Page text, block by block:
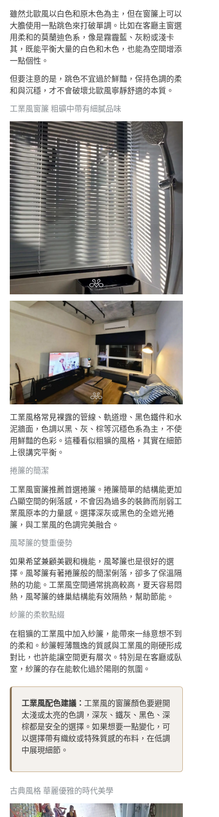
雖然北歐風以白色和原木色為主，但在窗簾上可以
大膽使用一點跳色來打破單調。比如在客廳主窗選
用柔和的莫蘭迪色系，像是霧霾藍、灰粉或淺卡
其，既能平衡大量的白色和木色，也能為空間增添
一點個性。
但要注意的是，跳色不宜過於鮮豔，保持色調的柔
和與沉穩，才不會破壞北歐風寧靜舒適的本質。
工業風窗簾 粗礦中帶有細膩品味
工業風格常見裸露的管線、軌道燈、黑色鐵件和水
泥牆面，色調以黑、灰、棕等沉穩色系為主，不使
用鮮豔的色彩。這種看似粗獷的風格，其實在細節
上很講究平衡。
捲簾的簡潔
工業風窗簾推薦首選捲簾。捲簾簡單的結構能更加
凸顯空間的俐落感，不會因為過多的裝飾而削弱工
業風原本的力量感。選擇深灰或黑色的全遮光捲
簾，與工業風的色調完美融合。
風琴簾的雙重優勢
如果希望兼顧美觀和機能，風琴簾也是很好的選
擇。風琴簾有著捲簾般的簡潔俐落，卻多了保溫隔
熱的功能。工業風空間通常挑高較高，夏天容易悶
熱，風琴簾的蜂巢結構能有效隔熱，幫助節能。
紗簾的柔軟點綴
在粗獷的工業風中加入紗簾，能帶來一絲意想不到
的柔和。紗簾輕薄飄逸的質感與工業風的剛硬形成
對比，也許能讓空間更有層次。特別是在客廳或臥
室，紗簾的存在能軟化過於陽剛的氛圍。
工業風配色建議： 工業風的窗簾顏色要避開
太淺或太亮的色調，深灰、鐵灰、黑色、深
棕都是安全的選擇。如果想要一點變化，可
以選擇帶有織紋或特殊質感的布料，在低調
中展現細節。
古典風格 華麗優雅的時代美學